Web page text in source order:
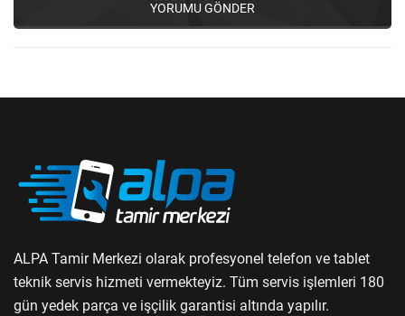
YORUMU GÖNDER
ALPA Tamir Merkezi olarak profesyonel telefon ve tablet
teknik servis hizmeti vermekteyiz. Tüm servis işlemleri 180
gün yedek parça ve işçilik garantisi altında yapılır.